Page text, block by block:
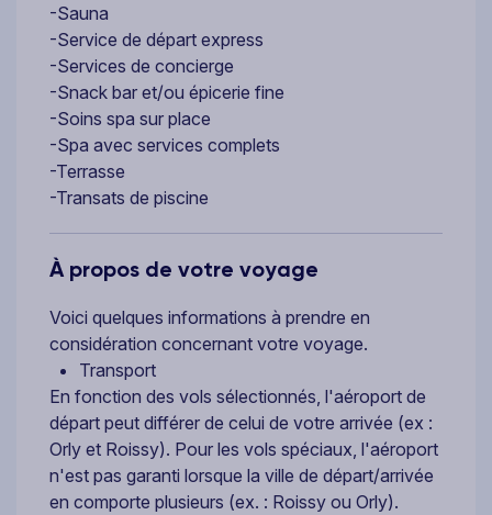
-Sauna
-Service de départ express
-Services de concierge
-Snack bar et/ou épicerie fine
-Soins spa sur place
-Spa avec services complets
-Terrasse
-Transats de piscine
À propos de votre voyage
Voici quelques informations à prendre en
considération concernant votre voyage.
Transport
En fonction des vols sélectionnés, l'aéroport de
départ peut différer de celui de votre arrivée (ex :
Orly et Roissy). Pour les vols spéciaux, l'aéroport
n'est pas garanti lorsque la ville de départ/arrivée
en comporte plusieurs (ex. : Roissy ou Orly).